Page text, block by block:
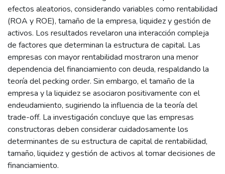
efectos aleatorios, considerando variables como rentabilidad
(ROA y ROE), tamaño de la empresa, liquidez y gestión de
activos. Los resultados revelaron una interacción compleja
de factores que determinan la estructura de capital. Las
empresas con mayor rentabilidad mostraron una menor
dependencia del financiamiento con deuda, respaldando la
teoría del pecking order. Sin embargo, el tamaño de la
empresa y la liquidez se asociaron positivamente con el
endeudamiento, sugiriendo la influencia de la teoría del
trade-off. La investigación concluye que las empresas
constructoras deben considerar cuidadosamente los
determinantes de su estructura de capital de rentabilidad,
tamaño, liquidez y gestión de activos al tomar decisiones de
financiamiento.